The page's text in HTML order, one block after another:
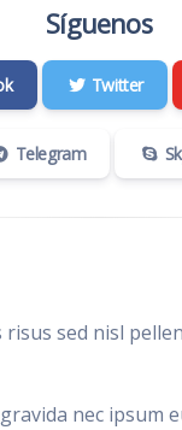
Síguenos
Twitter
Telegram
sed nisl
nec ipsum